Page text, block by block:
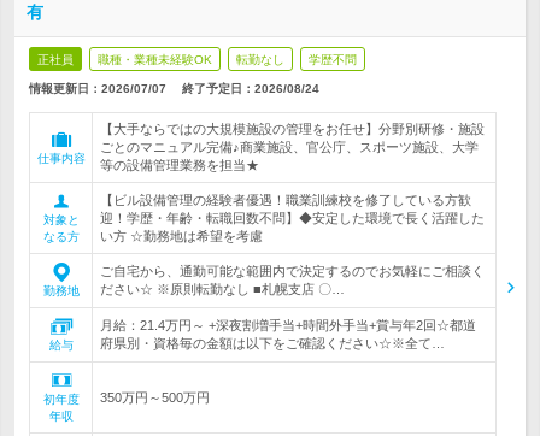
有
正社員 職種・業種未経験OK 転勤なし 学歴不問
情報更新日：2026/07/07 終了予定日： 2026/08/24
仕事内容
【大手ならではの大規模施設の管理をお任せ】分野別研修・施設
ごとのマニュアル完備♪商業施設、官公庁、スポーツ施設、大学
等の設備管理業務を担当★
対象と
なる方
【ビル設備管理の経験者優遇！職業訓練校を修了している方歓
迎！学歴・年齢・転職回数不問】◆安定した環境で長く活躍した
い方 ☆勤務地は希望を考慮
勤務地
ご自宅から、通勤可能な範囲内で決定するのでお気軽にご相談く
ださい☆ ※原則転勤なし ■札幌支店 〇…
給与
月給：21.4万円～ +深夜割増手当+時間外手当+賞与年2回☆都道
府県別・資格毎の金額は以下をご確認ください☆※全て…
初年度
年収
350万円～500万円